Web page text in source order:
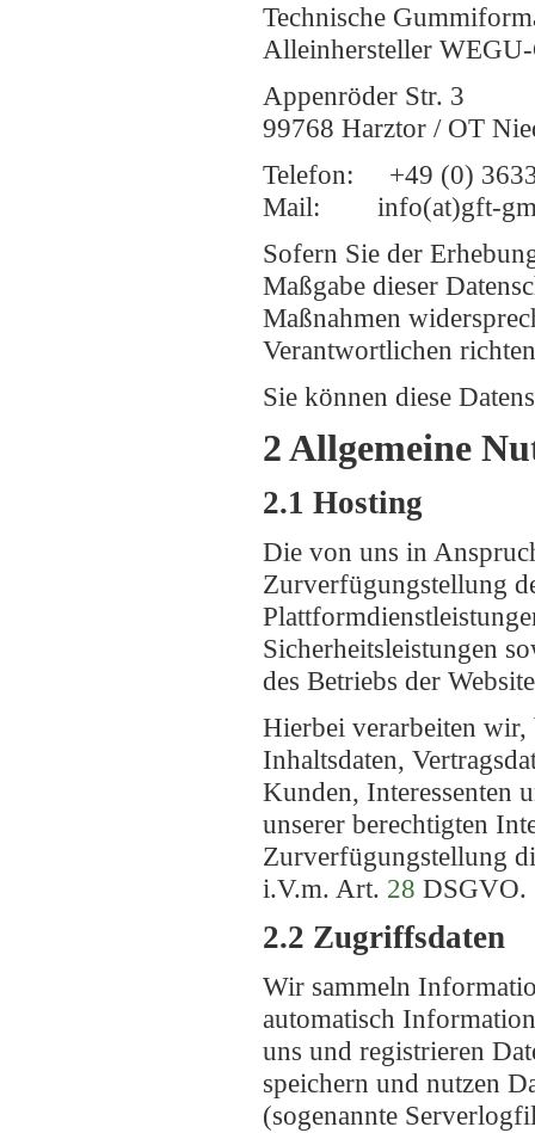
Technische
Alleinhersteller
Appenröder Str. 3
99768 Harztor / OT
Telefon: +49 (0)
Mail: info(at)gft-
Sofern Sie der
Maßgabe dieser
Maßnahmen
Verantwortlichen
Sie können diese
2 Allgemeine
2.1 Hosting
Die von uns in
Zurverfügungstellung
Sicherheitsleistungen
des Betriebs der
Hierbei verarbeiten wir,
Inhaltsdaten,
Kunden, Interessenten
unserer berechtigten
Zurverfügungstellung
i.V.m. Art. 28 DSGVO.
2.2 Zugriffsdaten
Wir sammeln
automatisch
uns und registrieren
speichern und nutzen
(sogenannte